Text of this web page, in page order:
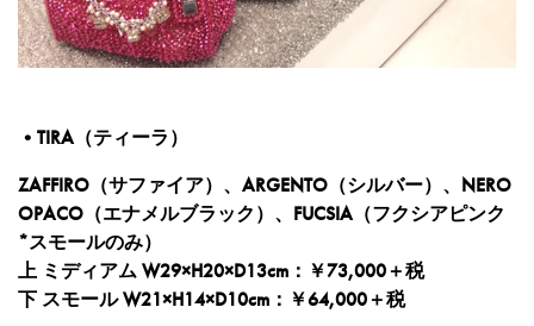
•TIRA（ティーラ）
ZAFFIRO（サファイア）、ARGENTO（シルバー）、NERO
OPACO（エナメルブラック）、FUCSIA（フクシアピンク
*スモールのみ）
上 ミディアム W29×H20×D13cm：￥73,000＋税
下 スモール W21×H14×D10cm：￥64,000＋税